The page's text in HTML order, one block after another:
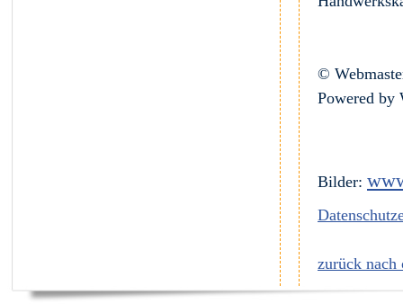
©
Powered by
Bilder:
zurück nach